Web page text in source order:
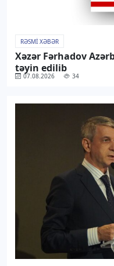
RƏSMI XƏBƏR
Xəzər Fərhadov
təyin edilib
07.08.2026 34